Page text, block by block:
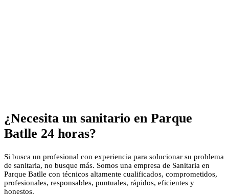
¿Necesita un sanitario en Parque
Batlle 24 horas?
Si busca un profesional con experiencia para solucionar su problema
de sanitaria, no busque más. Somos una empresa de Sanitaria en
Parque Batlle con técnicos altamente cualificados, comprometidos,
profesionales, responsables, puntuales, rápidos, eficientes y
honestos.